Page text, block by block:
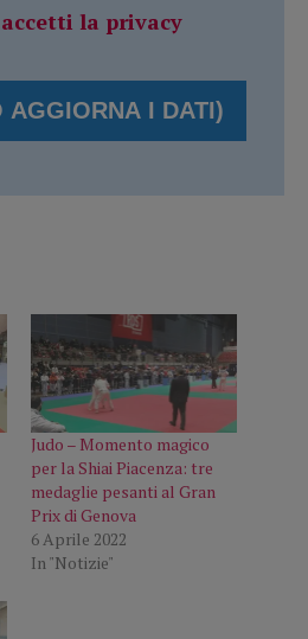
la privacy
Judo – Momento magico
per la Shiai Piacenza: tre
medaglie pesanti al Gran
Prix di Genova
6 Aprile 2022
In "Notizie"